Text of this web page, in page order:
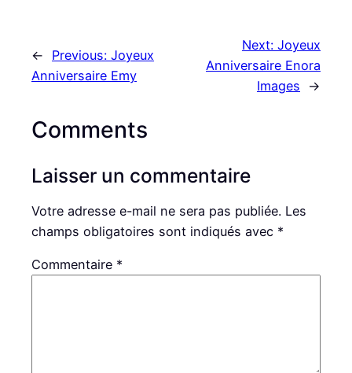
← Previous: Joyeux
Anniversaire Emy
Next: Joyeux
Anniversaire Enora
Images
→
Comments
Laisser un commentaire
Votre adresse e-mail ne sera pas publiée. Les
champs obligatoires sont indiqués avec *
Commentaire *